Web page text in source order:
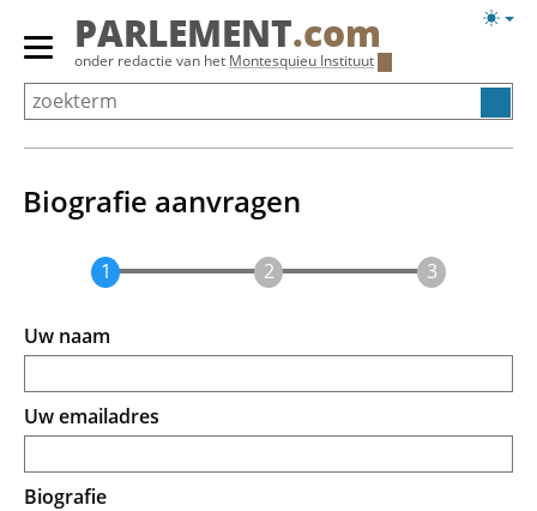
Overslaan
Primair
menu
tonen/verbergen
PARLEMENT.com
onder redactie van het Montesquieu Instituut
Biografie aanvragen
Uw naam
Uw emailadres
Biografie